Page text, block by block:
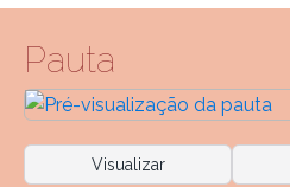
Pauta
Visualizar